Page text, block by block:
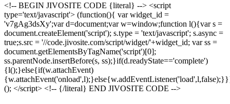
<!-- BEGIN JIVOSITE CODE {literal} --> <script
type='text/javascript'> (function(){ var widget_id =
'v7gAg3dsXy';var d=document;var w=window;function l(){var s =
document.createElement('script'); s.type = 'text/javascript'; s.async =
true;s.src = '//code.jivosite.com/script/widget/'+widget_id; var ss =
document.getElementsByTagName('script')[0];
ss.parentNode.insertBefore(s, ss);}if(d.readyState=='complete')
{l();}else{if(w.attachEvent)
(); </script> <!-- {/literal} END JIVOSITE CODE -->